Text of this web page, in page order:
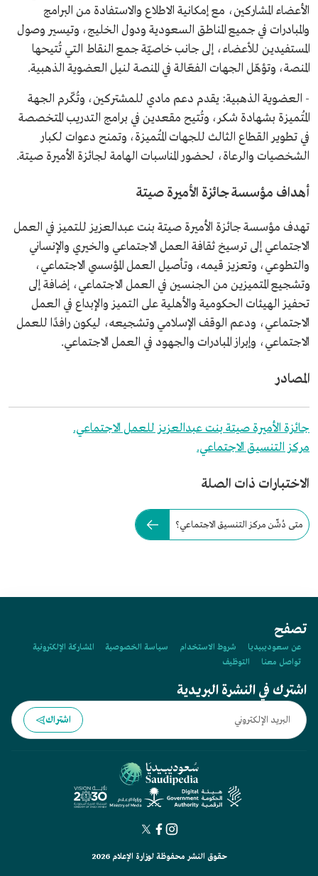
الأعضاء المشاركين، مع إمكانية الاطلاع والاستفادة من البرامج
والمبادرات في جميع المناطق السعودية ودول الخليج، وتيسير وصول
المستفيدين للأعضاء، إلى جانب خاصيّة جمع النقاط التي تُتيحها
المنصة، وتؤهّل الجهات الفعّالة في المنصة لنيل العضوية الذهبية.
- العضوية الذهبية: يقدم دعم مادي للمشتركين، وتُكّرم الجهة
المُتميزة بشهادة شكر، وتُتيح مقعدين في برامج التدريب المتخصصة
في تطوير القطاع الثالث للجهات المُتميزة، وتمنح دعوات لكبار
الشخصيات والرعاة، لحضور المناسبات الهامة لجائزة الأميرة صيتة.
أهداف مؤسسة جائزة الأميرة صيتة
تهدف مؤسسة جائزة الأميرة صيتة بنت عبدالعزيز للتميز في العمل
الاجتماعي إلى ترسيخ ثقافة العمل الاجتماعي والخيري والإنساني
والتطوعي، وتعزيز قيمه، وتأصيل العمل المؤسسي الاجتماعي،
وتشجيع المتميزين من الجنسين في العمل الاجتماعي، إضافة إلى
تحفيز الهيئات الحكومية والأهلية على التميز والإبداع في العمل
الاجتماعي، ودعم الوقف الإسلامي وتشجيعه، ليكون رافدًا للعمل
الاجتماعي، وإبراز المبادرات والجهود في العمل الاجتماعي.
المصادر
جائزة الأميرة صيتة بنت عبدالعزيز للعمل الاجتماعي.
مركز التنسيق الاجتماعي.
الاختبارات ذات الصلة
متى دُشّن مركز التنسيق الاجتماعي؟
تصفح
عن سعوديبيديا شروط الاستخدام سياسة الخصوصية
المشاركة الإلكترونية
تواصل معنا
التوظيف
اشترك في النشرة البريدية
اشتراك
حقوق النشر محفوظة لوزارة الإعلام 2026